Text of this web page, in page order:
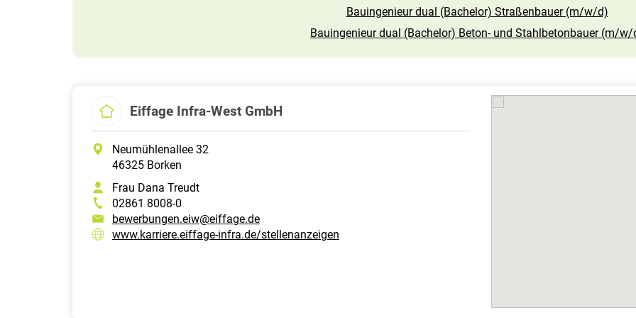
Bauingenieur dual (Bachelor) Straßenbauer (m/w/d)
Bauingenieur dual (Bachelor) Beton- und Stahlbetonbauer (m/w/
Eiffage Infra-West GmbH
Neumühlenallee 32
46325 Borken
Frau Dana Treudt
02861 8008-0
bewerbungen.eiw@eiffage.de
www.karriere.eiffage-infra.de/stellenanzeigen